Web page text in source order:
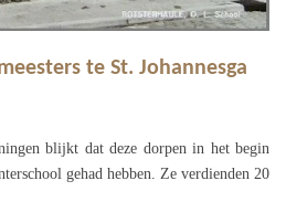
te St. Johannesga
blijkt dat deze dorpen in het begin
gehad hebben. Ze verdienden 20